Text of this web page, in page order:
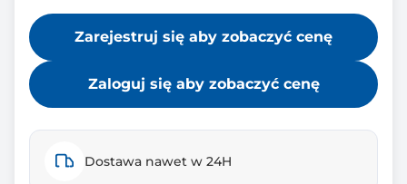
Zarejestruj się aby zobaczyć cenę
Zaloguj się aby zobaczyć cenę
Dostawa nawet w 24H